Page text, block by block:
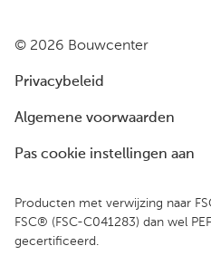
© 2026 Bouwcenter
Privacybeleid
Algemene voorwaarden
Pas cookie instellingen aan
Producten met verwijzing naar
FSC® (FSC-C041283) dan wel
gecertificeerd.